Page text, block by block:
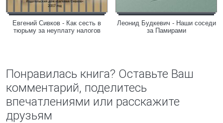
Евгений Сивков - Как сесть в
тюрьму за неуплату налогов
Леонид Будкевич - Наши соседи
за Памирами
Понравилась книга? Оставьте Ваш
комментарий, поделитесь
впечатлениями или расскажите
друзьям